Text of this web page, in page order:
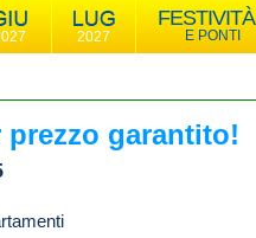
2027
FESTIVITÀ
E PONTI
garantito!